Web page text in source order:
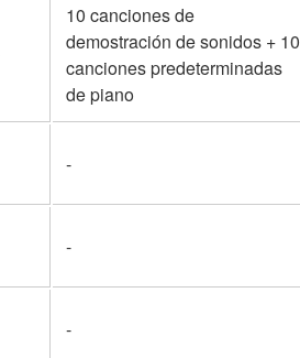
10 canciones de
demostración de sonidos + 10
canciones predeterminadas
de piano
-
-
-